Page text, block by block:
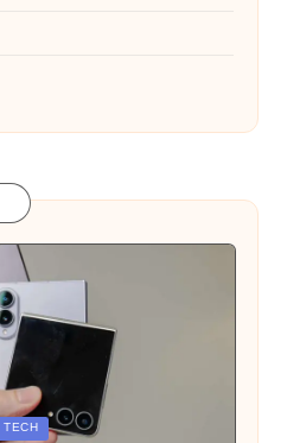
TECH